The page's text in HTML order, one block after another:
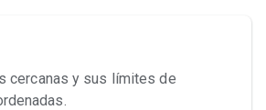
cercanas y sus límites de